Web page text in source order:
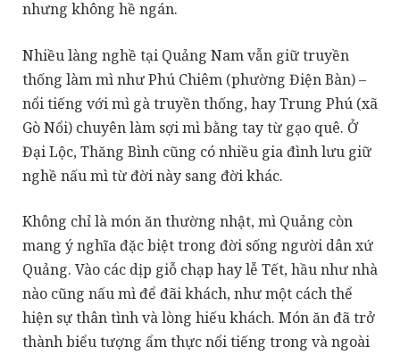
nhưng không hề ngán.
Nhiều làng nghề tại Quảng Nam vẫn giữ truyền
thống làm mì như Phú Chiêm (phường Điện Bàn) –
nổi tiếng với mì gà truyền thống, hay Trung Phú (xã
Gò Nổi) chuyên làm sợi mì bằng tay từ gạo quê. Ở
Đại Lộc, Thăng Bình cũng có nhiều gia đình lưu giữ
nghề nấu mì từ đời này sang đời khác.
Không chỉ là món ăn thường nhật, mì Quảng còn
mang ý nghĩa đặc biệt trong đời sống người dân xứ
Quảng. Vào các dịp giỗ chạp hay lễ Tết, hầu như nhà
nào cũng nấu mì để đãi khách, như một cách thể
hiện sự thân tình và lòng hiếu khách. Món ăn đã trở
thành biểu tượng ẩm thực nổi tiếng trong và ngoài